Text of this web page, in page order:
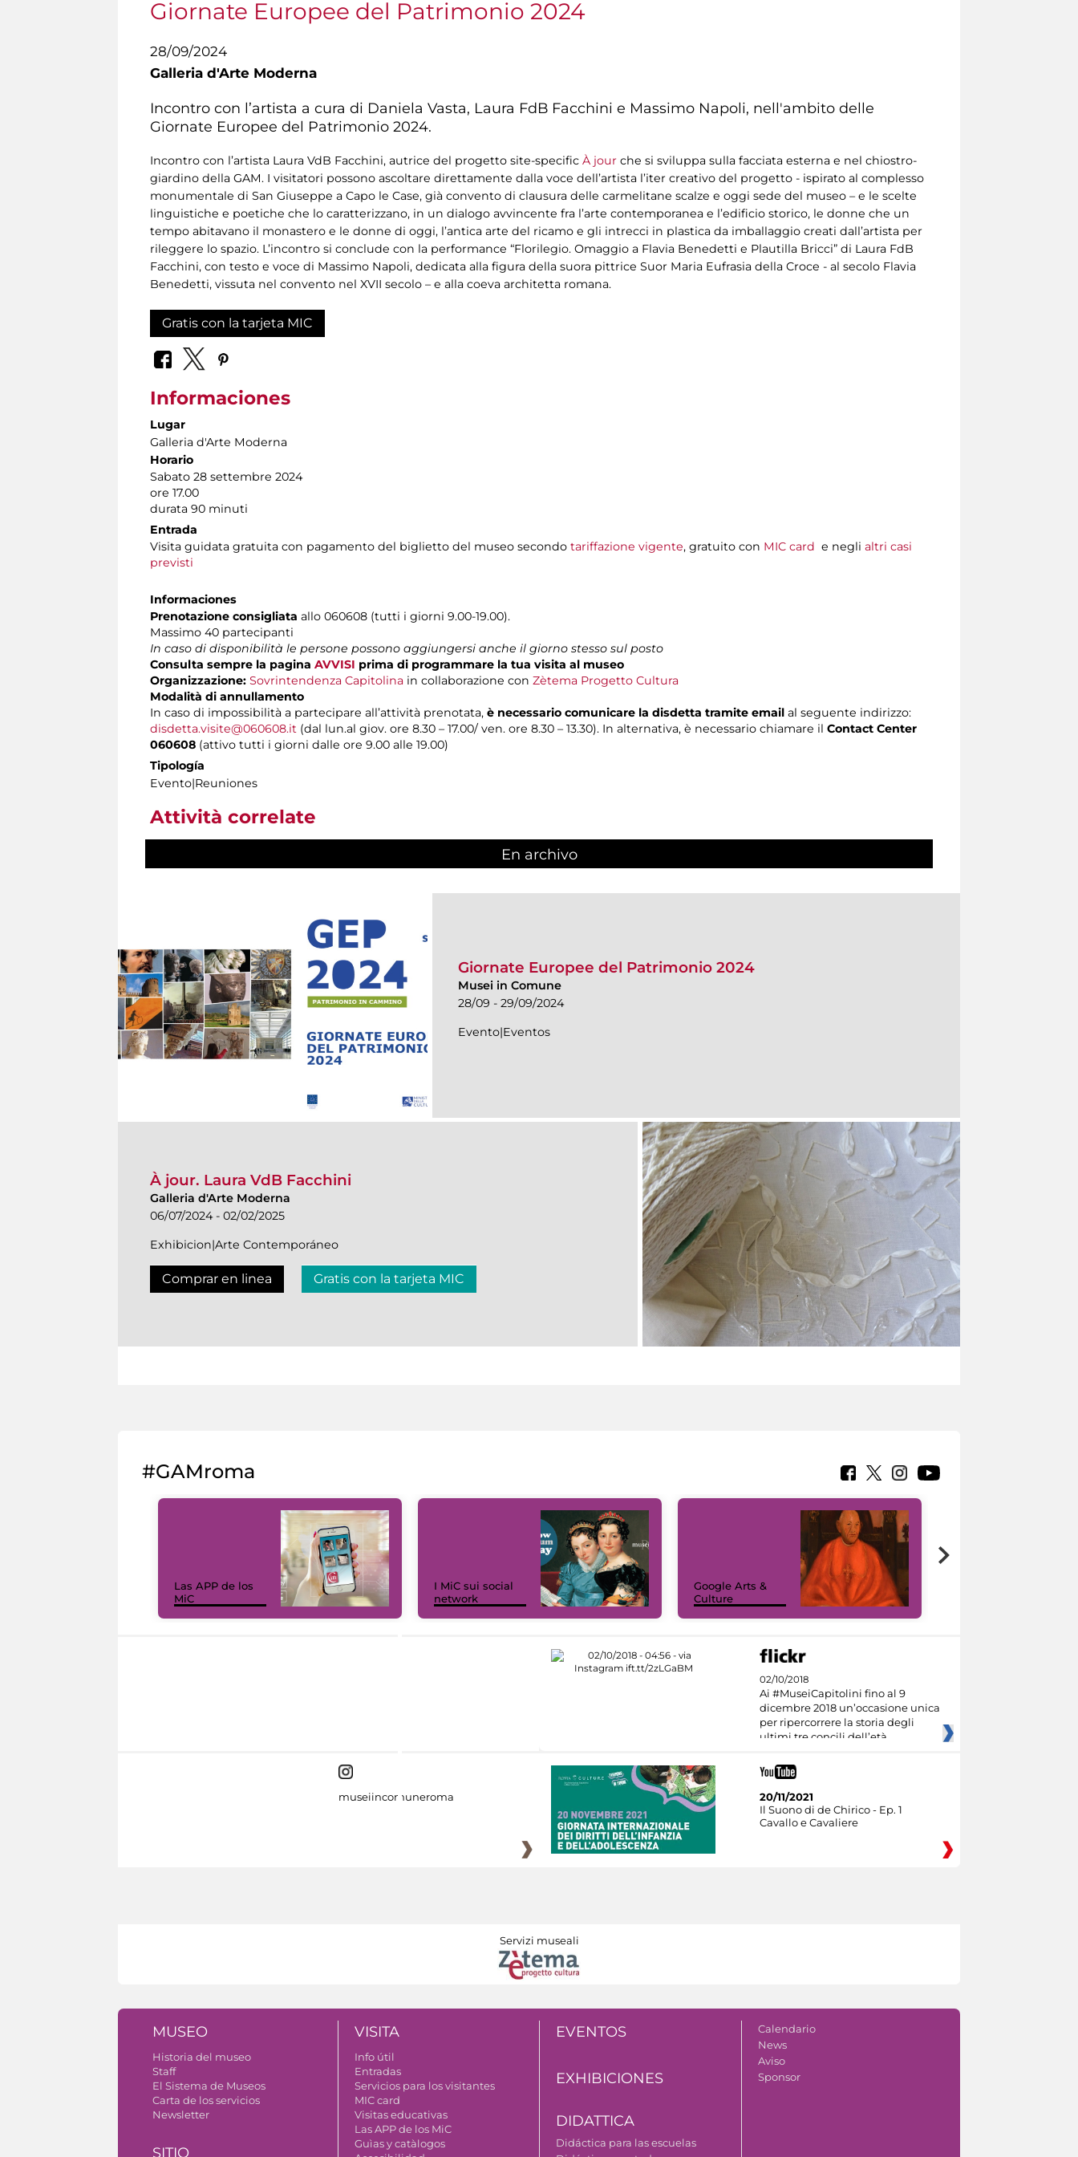
Giornate Europee del Patrimonio 2024
28/09/2024
Galleria d'Arte Moderna
Incontro con l’artista a cura di Daniela Vasta, Laura FdB Facchini e Massimo Napoli, nell'ambito delle
Giornate Europee del Patrimonio 2024.
Incontro con l’artista Laura VdB Facchini, autrice del progetto site-specific À jour che si sviluppa sulla facciata esterna e nel chiostro-
giardino della GAM. I visitatori possono ascoltare direttamente dalla voce dell’artista l’iter creativo del progetto - ispirato al complesso
monumentale di San Giuseppe a Capo le Case, già convento di clausura delle carmelitane scalze e oggi sede del museo – e le scelte
linguistiche e poetiche che lo caratterizzano, in un dialogo avvincente fra l’arte contemporanea e l’edificio storico, le donne che un
tempo abitavano il monastero e le donne di oggi, l’antica arte del ricamo e gli intrecci in plastica da imballaggio creati dall’artista per
rileggere lo spazio. L’incontro si conclude con la performance “Florilegio. Omaggio a Flavia Benedetti e Plautilla Bricci” di Laura FdB
Facchini, con testo e voce di Massimo Napoli, dedicata alla figura della suora pittrice Suor Maria Eufrasia della Croce - al secolo Flavia
Benedetti, vissuta nel convento nel XVII secolo – e alla coeva architetta romana.
Gratis con la tarjeta MIC
Informaciones
Lugar
Galleria d'Arte Moderna
Horario
Sabato 28 settembre 2024
ore 17.00
durata 90 minuti
Entrada
Visita guidata gratuita con pagamento del biglietto del museo secondo tariffazione vigente, gratuito con MIC card e negli altri casi
previsti
Informaciones
Prenotazione consigliata allo 060608 (tutti i giorni 9.00-19.00).
Massimo 40 partecipanti
In caso di disponibilità le persone possono aggiungersi anche il giorno stesso sul posto
Consulta sempre la pagina AVVISI prima di programmare la tua visita al museo
Organizzazione: Sovrintendenza Capitolina in collaborazione con Zètema Progetto Cultura
Modalità di annullamento
In caso di impossibilità a partecipare all’attività prenotata, è necessario comunicare la disdetta tramite email al seguente indirizzo:
disdetta.visite@060608.it (dal lun.al giov. ore 8.30 – 17.00/ ven. ore 8.30 – 13.30). In alternativa, è necessario chiamare il Contact Center
060608 (attivo tutti i giorni dalle ore 9.00 alle 19.00)
Tipología
Evento|Reuniones
Attività correlate
En archivo
Giornate Europee del Patrimonio 2024
Musei in Comune
28/09 - 29/09/2024
Evento|Eventos
À jour. Laura VdB Facchini
Galleria d'Arte Moderna
06/07/2024 - 02/02/2025
Exhibicion|Arte Contemporáneo
Comprar en linea Gratis con la tarjeta MIC
#GAMroma
Las APP de los
MiC
I MiC sui social
network
Google Arts &
Culture
02/10/2018
Ai #MuseiCapitolini fino al 9
dicembre 2018 un’occasione unica
per ripercorrere la storia degli
ultimi tre concili dell’età
museiincomuneroma
20/11/2021
Il Suono di de Chirico - Ep. 1
Cavallo e Cavaliere
Servizi museali
MUSEO
Historia del museo
Staff
El Sistema de Museos
Carta de los servicios
Newsletter
SITIO
VISITA
Info útil
Entradas
Servicios para los visitantes
MIC card
Visitas educativas
Las APP de los MiC
Guìas y catàlogos
EVENTOS
EXHIBICIONES
DIDATTICA
Didáctica para las escuelas
Calendario
News
Aviso
Sponsor